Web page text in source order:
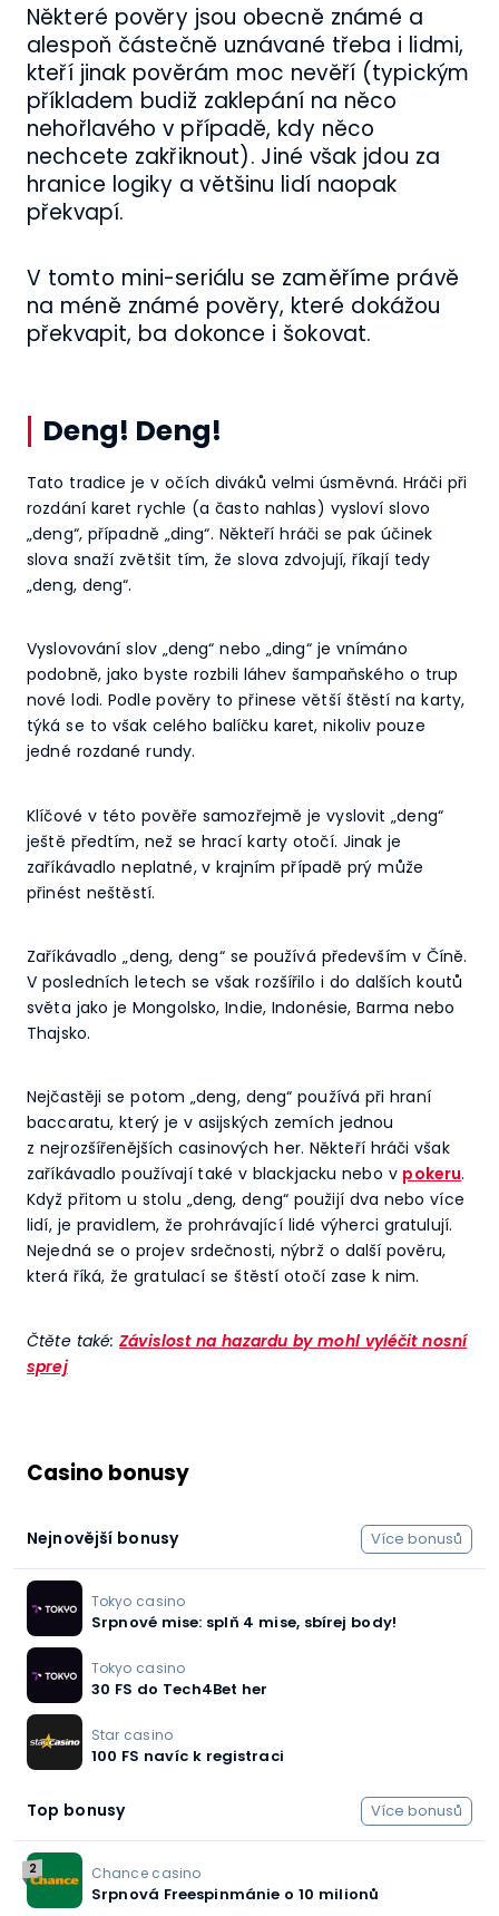
Některé pověry jsou obecně známé a
alespoň částečně uznávané třeba i lidmi,
kteří jinak pověrám moc nevěří (typickým
příkladem budiž zaklepání na něco
nehořlavého v případě, kdy něco
nechcete zakřiknout). Jiné však jdou za
hranice logiky a většinu lidí naopak
překvapí.
V tomto mini-seriálu se zaměříme právě
na méně známé pověry, které dokážou
překvapit, ba dokonce i šokovat.
Deng! Deng!
Tato tradice je v očích diváků velmi úsměvná. Hráči při
rozdání karet rychle (a často nahlas) vysloví slovo
„deng“, případně „ding“. Někteří hráči se pak účinek
slova snaží zvětšit tím, že slova zdvojují, říkají tedy
„deng, deng“.
Vyslovování slov „deng“ nebo „ding“ je vnímáno
podobně, jako byste rozbili láhev šampaňského o trup
nové lodi. Podle pověry to přinese větší štěstí na karty,
týká se to však celého balíčku karet, nikoliv pouze
jedné rozdané rundy.
Klíčové v této pověře samozřejmě je vyslovit „deng“
ještě předtím, než se hrací karty otočí. Jinak je
zaříkávadlo neplatné, v krajním případě prý může
přinést neštěstí.
Zaříkávadlo „deng, deng“ se používá především v Číně.
V posledních letech se však rozšířilo i do dalších koutů
světa jako je Mongolsko, Indie, Indonésie, Barma nebo
Thajsko.
Nejčastěji se potom „deng, deng“ používá při hraní
baccaratu, který je v asijských zemích jednou
z nejrozšířenějších casinových her. Někteří hráči však
zaříkávadlo používají také v blackjacku nebo v pokeru.
Když přitom u stolu „deng, deng“ použijí dva nebo více
lidí, je pravidlem, že prohrávající lidé výherci gratulují.
Nejedná se o projev srdečnosti, nýbrž o další pověru,
která říká, že gratulací se štěstí otočí zase k nim.
Čtěte také:Závislost na hazardu by mohl vyléčit nosní
sprej
Casino bonusy
Nejnovější bonusy Více bonusů
Tokyo casino
Srpnové mise: splň 4 mise, sbírej body!
Tokyo casino
30 FS do Tech4Bet her
Star casino
100 FS navíc k registraci
Top bonusy Více bonusů
2 Chance casino
Srpnová Freespinmánie o 10 milionů